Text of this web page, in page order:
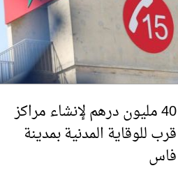
40 مليون درهم لإنشاء مراكز
قرب للوقاية المدنية بمدينة
فاس